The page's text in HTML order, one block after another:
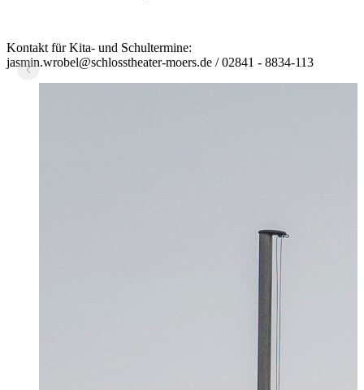
Kontakt für Kita- und Schultermine:
jasmin.wrobel@schlosstheater-moers.de / 02841 - 8834-113